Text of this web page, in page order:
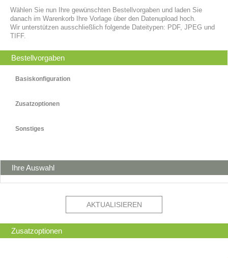
Wählen Sie nun Ihre gewünschten Bestellvorgaben und laden Sie
danach im Warenkorb Ihre Vorlage über den Datenupload hoch.
Wir unterstützen ausschließlich folgende Dateitypen: PDF, JPEG und
TIFF.
Bestellvorgaben
Basiskonfiguration
Zusatzoptionen
Sonstiges
Ihre Auswahl
AKTUALISIEREN
Zusatzoptionen